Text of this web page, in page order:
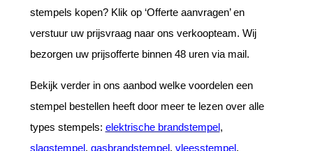
stempels kopen? Klik op ‘Offerte aanvragen’ en
verstuur uw prijsvraag naar ons verkoopteam. Wij
bezorgen uw prijsofferte binnen 48 uren via mail.
Bekijk verder in ons aanbod welke voordelen een
stempel bestellen heeft door meer te lezen over alle
types stempels: elektrische brandstempel,
slagstempel, gasbrandstempel, vleesstempel,